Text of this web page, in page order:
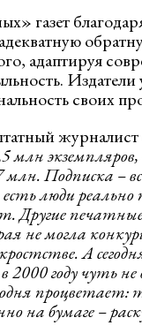
газет
адаптируя
своих
журналист
5 млн экземпляров,
млн. Подписка –
люди
Другие
не могла
А
2000 году чуть
процветает:
на бумаге –